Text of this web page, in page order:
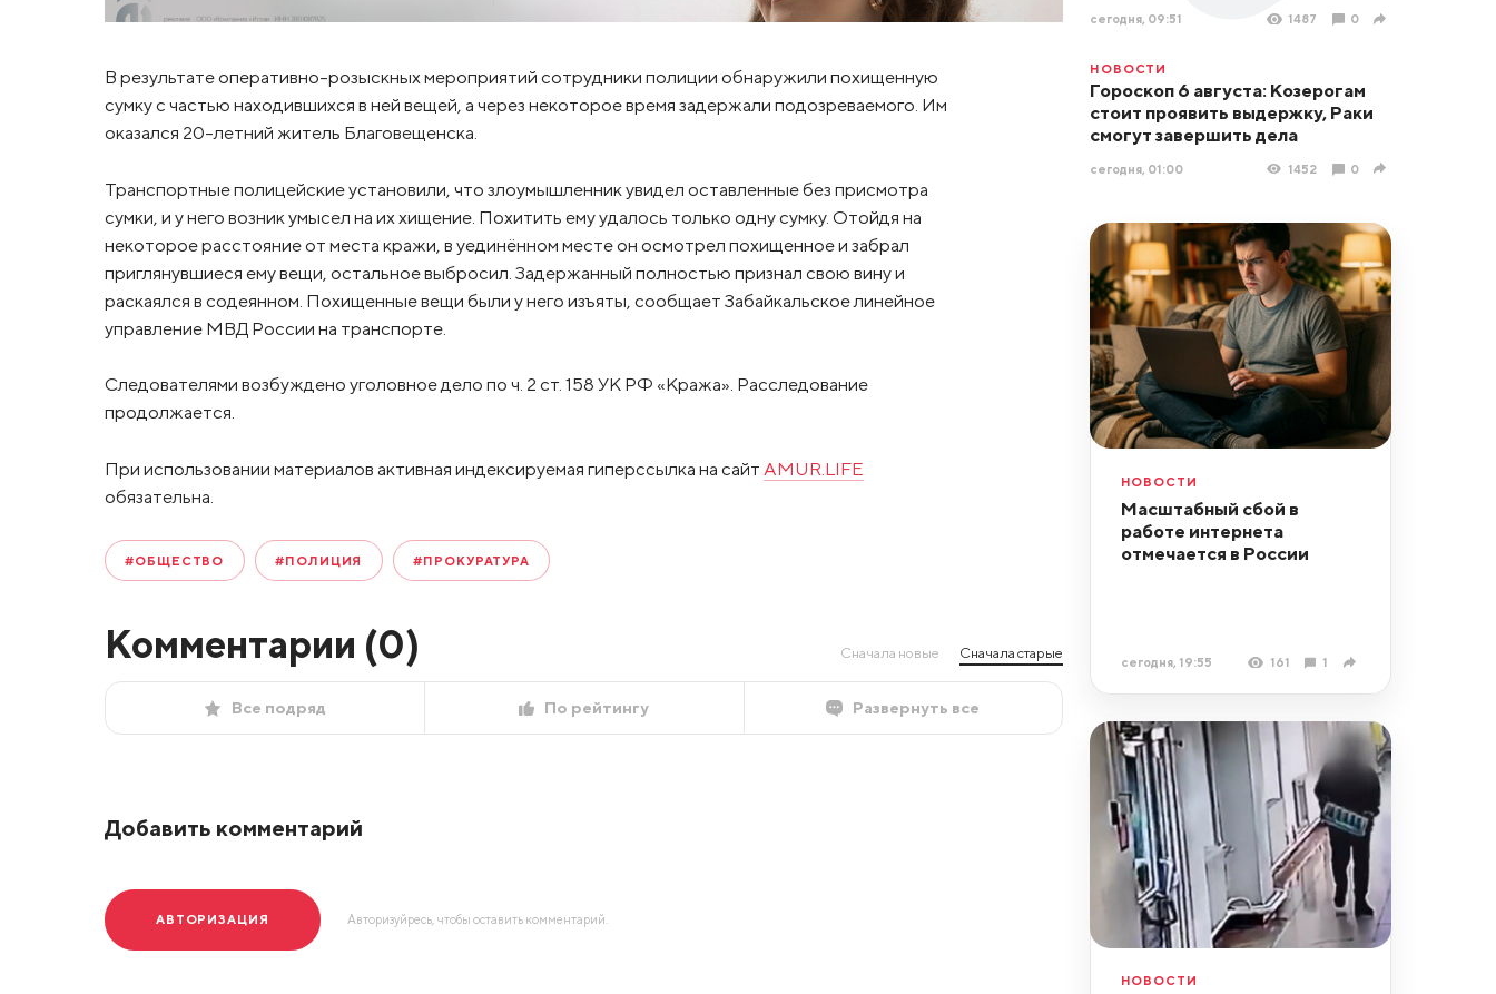
В результате оперативно-розыскных мероприятий сотрудники полиции обнаружили похищенную
сумку с частью находившихся в ней вещей, а через некоторое время задержали подозреваемого. Им
оказался 20-летний житель Благовещенска.
Транспортные полицейские установили, что злоумышленник увидел оставленные без присмотра
сумки, и у него возник умысел на их хищение. Похитить ему удалось только одну сумку. Отойдя на
некоторое расстояние от места кражи, в уединённом месте он осмотрел похищенное и забрал
приглянувшиеся ему вещи, остальное выбросил. Задержанный полностью признал свою вину и
раскаялся в содеянном. Похищенные вещи были у него изъяты, сообщает Забайкальское линейное
управление МВД России на транспорте.
Следователями возбуждено уголовное дело по ч. 2 ст. 158 УК РФ «Кража». Расследование
продолжается.
При использовании материалов активная индексируемая гиперссылка на сайт AMUR.LIFE
обязательна.
#ОБЩЕСТВО #ПОЛИЦИЯ #ПРОКУРАТУРА
Комментарии (0) Сначала новые Сначала старые
Все подряд По рейтингу Развернуть все
Добавить комментарий
АВТОРИЗАЦИЯ Авторизуйресь, чтобы оставить комментарий.
сегодня, 09:51 1487 0
НОВОСТИ
Гороскоп 6 августа: Козерогам
стоит проявить выдержку, Раки
смогут завершить дела
сегодня, 01:00 1452 0
НОВОСТИ
Масштабный сбой в
работе интернета
отмечается в России
сегодня, 19:55 161 1
НОВОСТИ